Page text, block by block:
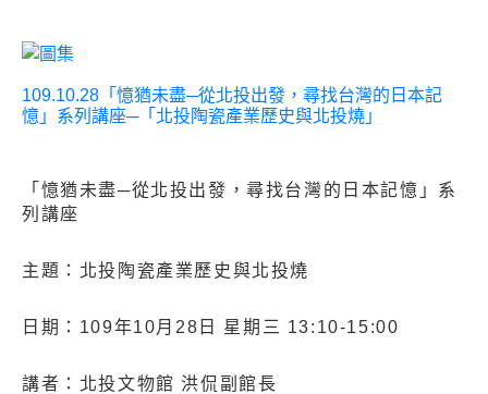
109.10.28「憶猶未盡─從北投出發，尋找台灣的日本記
憶」系列講座─「北投陶瓷產業歷史與北投燒」
「憶猶未盡─從北投出發，尋找台灣的日本記憶」系
列講座
主題：北投陶瓷產業歷史與北投燒
日期：109年10月28日 星期三 13:10-15:00
講者：北投文物館 洪侃副館長